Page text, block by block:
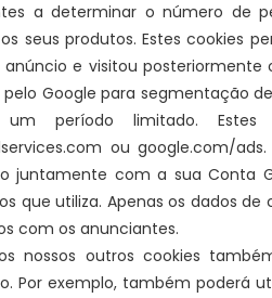
a determinar o número de
seus produtos. Estes cookies
e visitou posteriormente
pelo Google para segmentação
um período limitado.
ou google.com/
juntamente com a sua Conta
que utiliza. Apenas os dados
com os anunciantes.
nossos outros cookies
Por exemplo, também poderá